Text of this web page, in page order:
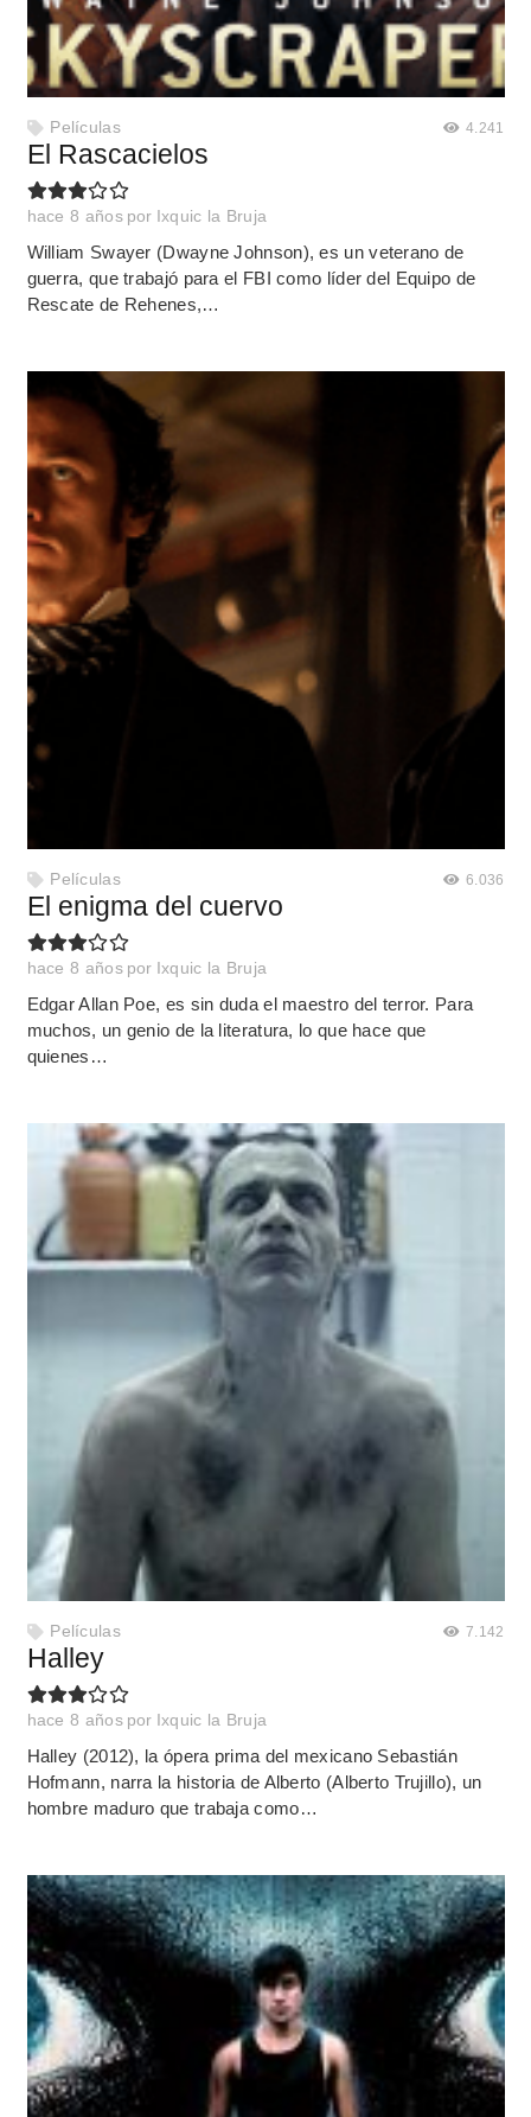
Películas 4.241
El Rascacielos
hace 8 años por Ixquic la Bruja
William Swayer (Dwayne Johnson), es un veterano de
guerra, que trabajó para el FBI como líder del Equipo de
Rescate de Rehenes,…
Películas 6.036
El enigma del cuervo
hace 8 años por Ixquic la Bruja
Edgar Allan Poe, es sin duda el maestro del terror. Para
muchos, un genio de la literatura, lo que hace que
quienes…
Películas 7.142
Halley
hace 8 años por Ixquic la Bruja
Halley (2012), la ópera prima del mexicano Sebastián
Hofmann, narra la historia de Alberto (Alberto Trujillo), un
hombre maduro que trabaja como…